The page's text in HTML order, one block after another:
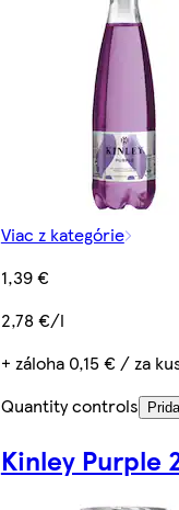
Viac z kategórie
1,39 €
2,78 €/l
+ záloha 0,15 € / za
Quantity controls
Kinley Purple